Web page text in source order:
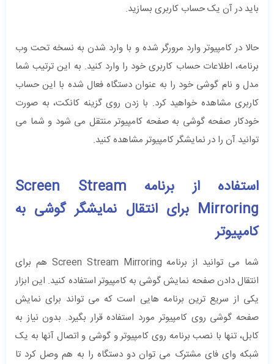
باید در آن یک حساب کاربری بسازید.
حالا در کامپیوتر وارد مرورگر شده و با وارد شدن به نسخه تحت وب
برنامه، اطلاعات حساب کاربری خود را وارد کنید. به این ترتیب شما
مدل و نام گوشی خود را به عنوان دستگاه فعال شده با این حساب
کاربری مشاهده خواهید کرد. با زدن روی گزینه کانکت، به صورت
خودکار صفحه گوشی به صفحه کامپیوتر منتقل می شود و شما می
توانید آن را در نمایشگر کامپیوتر مشاهده کنید.
استفاده از برنامه Screen Stream
Mirroring برای انتقال نمایشگر گوشی به
کامپیوتر
شما می توانید از برنامه Screen Stream Mirroring هم برای
انتقال دادن صفحه نمایش گوشی به کامپیوتر استفاده کنید. این ابزار
یکی از سریع ترین برنامه هایی است که می تواند برای نمایش
صفحه گوشی روی کامپیوتر مورد استفاده قرار بگیرد. بدون نیاز به
کابل، تنها با نصب برنامه روی کامپیوتر و گوشی و اتصال آنها به یک
شبکه وای فای مشترک می توان دو دستگاه را به هم وصل کرد تا